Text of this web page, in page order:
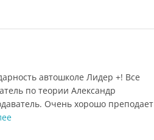
автошколе Лидер +! Все
по теории Александр
Очень хорошо преподает